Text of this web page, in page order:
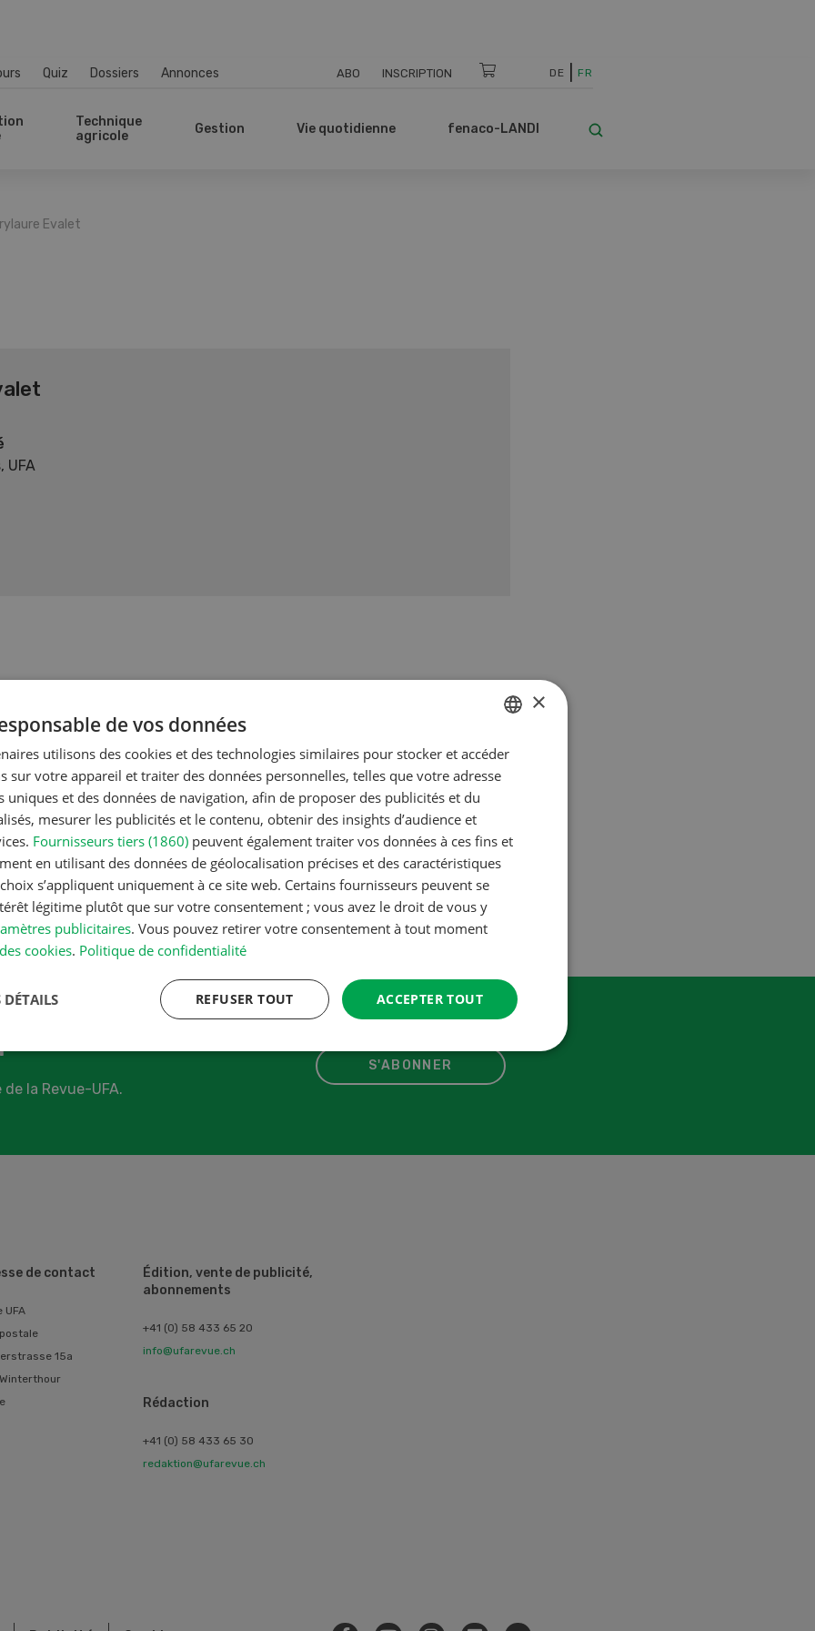
Quiz Dossiers Annonces ABO INSCRIPTION DE FR
Technique
agricole
Gestion Vie quotidienne fenaco-LANDI
Evalet
UFA
animale
de plantes entières
animale
la Revue-UFA.
S'ABONNER
de contact
UFA
15a
Édition, vente de publicité,
abonnements
+41 (0) 58 433 65 20
info@ufarevue.ch
Rédaction
+41 (0) 58 433 65 30
redaktion@ufarevue.ch
GERMAN
FRENCH
×
de vos données
utilisons des cookies et des technologies similaires pour stocker et accéder
sur votre appareil et traiter des données personnelles, telles que votre adresse
uniques et des données de navigation, afin de proposer des publicités et du
mesurer les publicités et le contenu, obtenir des insights d’audience et
Fournisseurs tiers (1860) peuvent également traiter vos données à ces fins et
en utilisant des données de géolocalisation précises et des caractéristiques
s’appliquent uniquement à ce site web. Certains fournisseurs peuvent se
légitime plutôt que sur votre consentement ; vous avez le droit de vous y
publicitaires. Vous pouvez retirer votre consentement à tout moment
cookies. Politique de confidentialité
ACCEPTER TOUT
REFUSER TOUT
DÉTAILS